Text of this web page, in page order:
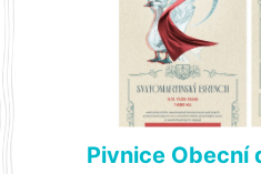
Pivnice Obecní